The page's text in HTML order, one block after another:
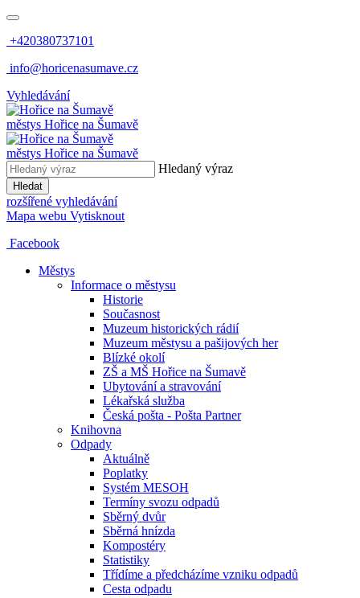
+420380737101
info@horicenasumave.cz
Vyhledávání
městys Hořice na Šumavě
městys Hořice na Šumavě
Hledaný výraz
Hledat
rozšířené vyhledávání
Mapa webu Vytisknout
Facebook
Městys
Informace o městysu
Historie
Současnost
Muzeum historických rádií
Muzeum městysu a pašijových her
Blízké okolí
ZŠ a MŠ Hořice na Šumavě
Ubytování a stravování
Lékařská služba
Česká pošta - Pošta Partner
Knihovna
Odpady
Aktuálně
Poplatky
Systém MESOH
Termíny svozu odpadů
Sběrný dvůr
Sběrná hnízda
Kompostéry
Statistiky
Třídíme a předcházíme vzniku odpadů
Cesta odpadu